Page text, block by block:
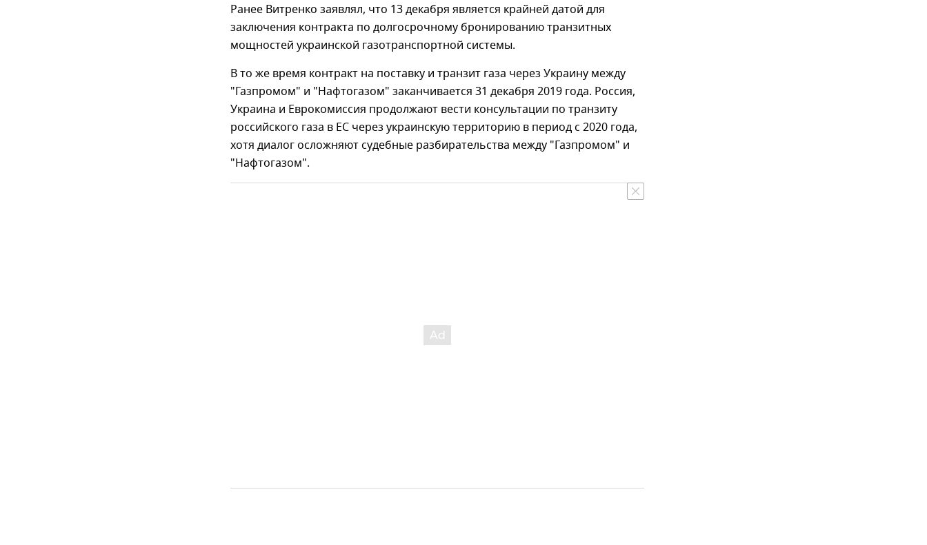
Ранее Витренко заявлял, что 13 декабря является крайней датой для
заключения контракта по долгосрочному бронированию транзитных
мощностей украинской газотранспортной системы.
В то же время контракт на поставку и транзит газа через Украину между
"Газпромом" и "Нафтогазом" заканчивается 31 декабря 2019 года. Россия,
Украина и Еврокомиссия продолжают вести консультации по транзиту
российского газа в ЕС через украинскую территорию в период с 2020 года,
хотя диалог осложняют судебные разбирательства между "Газпромом" и
"Нафтогазом".